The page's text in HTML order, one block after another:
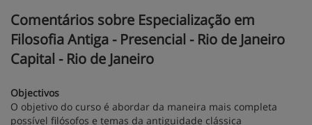
Comentários sobre Especialização em
Filosofia Antiga - Presencial - Rio de Janeiro
Capital - Rio de Janeiro
Objectivos
O objetivo do curso é abordar da maneira mais completa
possível filósofos e temas da antiguidade clássica